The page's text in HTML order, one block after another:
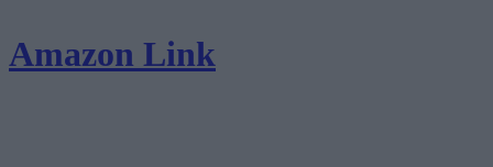
Amazon Link